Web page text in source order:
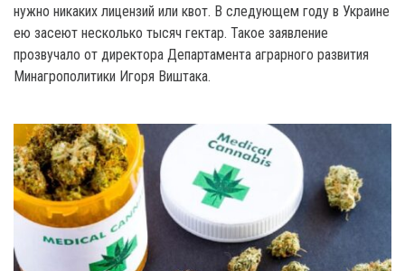
нужно никаких лицензий или квот. В следующем году в Украине
ею засеют несколько тысяч гектар. Такое заявление
прозвучало от директора Департамента аграрного развития
Минагрополитики Игоря Виштака.